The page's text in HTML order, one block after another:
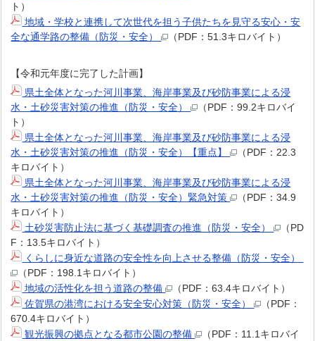
ト）
地域・学校と連携して次世代を担う子供たちを見守る安心・安
全な通学路の整備（防災・安全）
（PDF：51.3キロバイト）
【令和元年度に完了した計画】
県土全体となった河川事業、海岸事業及び砂防事業による浸
水・土砂災害対策の推進（防災・安全）
（PDF：99.2キロバイ
ト）
県土全体となった河川事業、海岸事業及び砂防事業による浸
水・土砂災害対策の推進（防災・安全）【重点】
（PDF：22.3
キロバイト）
県土全体となった河川事業、海岸事業及び砂防事業による浸
水・土砂災害対策の推進（防災・安全）緊急対策
（PDF：34.9
キロバイト）
土砂災害防止法に基づく基礎調査の推進（防災・安全）
（PD
F：13.5キロバイト）
くらしに身近な道路の安全性を向上させる整備（防災・安全）
（PDF：198.1キロバイト）
地域の活性化を担う道路の整備
（PDF：63.4キロバイト）
佐賀県の港湾における安全安心対策（防災・安全）
（PDF：
670.4キロバイト）
観光振興の拠点となる都市公園の整備
（PDF：11.1キロバイ